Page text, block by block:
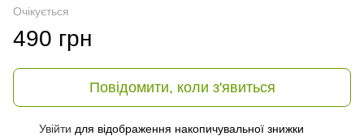
Очікується
490 грн
Повідомити, коли з'явиться
Увійти для відображення накопичувальної знижки